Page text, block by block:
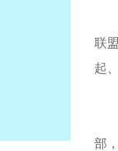
联
起
部